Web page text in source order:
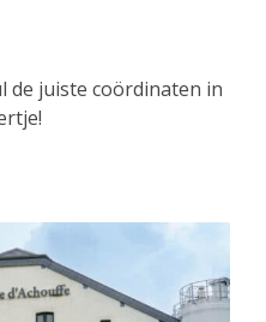
de juiste coördinaten in